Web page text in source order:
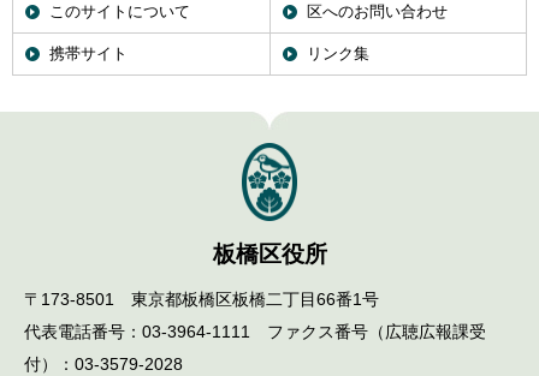
このサイトについて 区へのお問い合わせ
携帯サイト リンク集
板橋区役所
〒173-8501 東京都板橋区板橋二丁目66番1号
代表電話番号：03-3964-1111 ファクス番号（広聴広報課受
付）：03-3579-2028